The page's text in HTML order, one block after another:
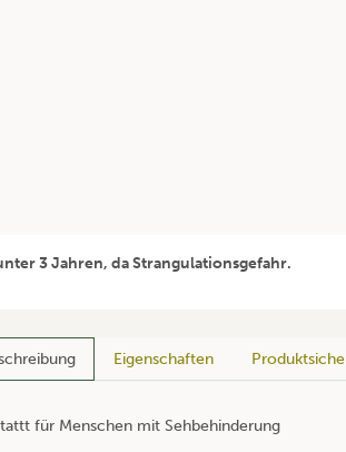
3 Jahren, da Strangulationsgefahr.
Eigenschaften
für Menschen mit Sehbehinderung